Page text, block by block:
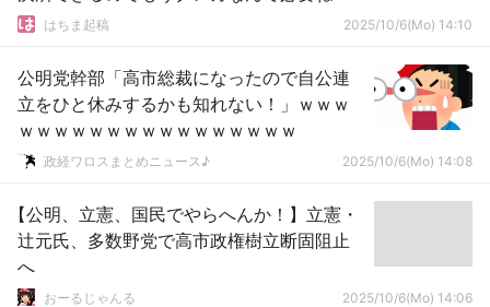
ぇ！はちま起稿 2025/10/6(Mo) 14:10
公明党幹部「高市総裁になったので自公連
立をひと休みするかも知れない！」ｗｗｗ
ｗｗｗｗｗｗｗｗｗｗｗｗｗｗｗｗ
政経ワロスまとめニュース♪ 2025/10/6(Mo) 14:08
【公明、立憲、国民でやらへんか！】立憲・
辻元氏、多数野党で高市政権樹立断固阻止
へ
おーるじゃんる 2025/10/6(Mo) 14:06